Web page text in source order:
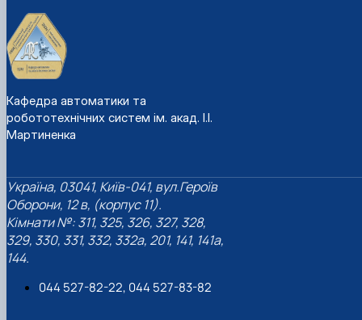
Кафедра автоматики та
робототехнічних систем ім. акад. І.І.
Мартиненка
Україна, 03041, Київ-041, вул.Героїв
Оборони, 12 в, (корпус 11).
Кімнати №: 311, 325, 326, 327, 328,
329, 330, 331, 332, 332а, 201, 141, 141а,
144.
044 527-82-22, 044 527-83-82